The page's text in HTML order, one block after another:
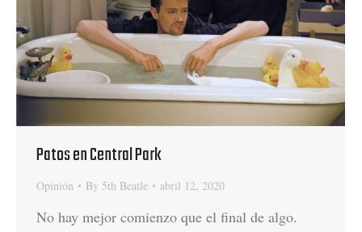
Patos en Central Park
Opinión By 5th Beatle abril 12, 2020
No hay mejor comienzo que el final de algo.